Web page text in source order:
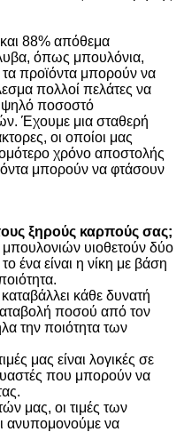
88% απόθεμα
όπως μπουλόνια,
τα προϊόντα μπορούν να
πολλοί πελάτες να
ποσοστό
Έχουμε μια σταθερή
οι οποίοι μας
χρόνο αποστολής
μπορούν να φτάσουν
ξηρούς καρπούς σας;
υιοθετούν δύο
ένα είναι η νίκη με βάση
καταβάλλει κάθε δυνατή
ποσού από τον
την ποιότητα των
μας είναι λογικές σε
που μπορούν να
μας, οι τιμές των
ανυπομονούμε να